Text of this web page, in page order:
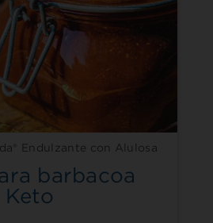
Endulzante con Alulosa
barbacoa
Keto